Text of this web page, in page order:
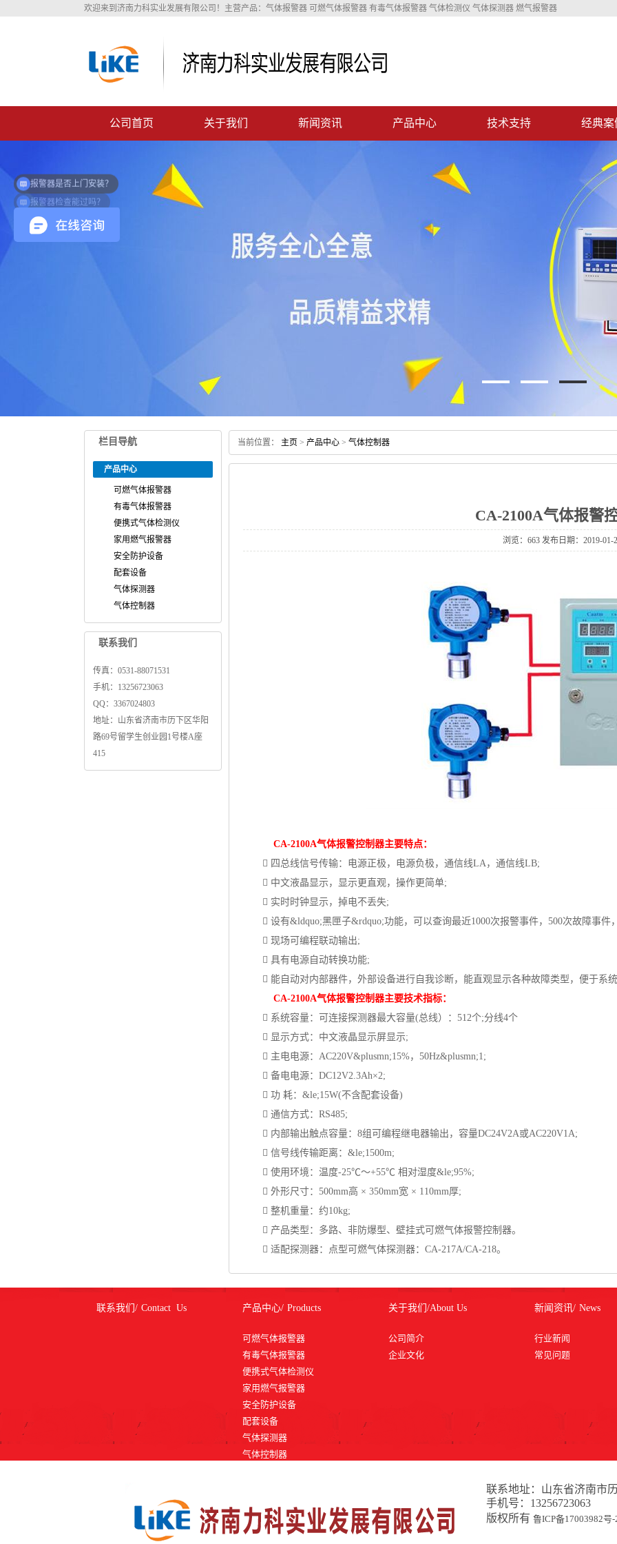
欢迎来到济南力科实业发展有限公司！主营产品：气体报警器 可燃气体报警器 有毒气体报警器 气体检测仪 气体探测器 燃气报警器
公司首页 关于我们 新闻资讯 产品中心 技术支持 经典案
栏目导航
产品中心
可燃气体报警器
有毒气体报警器
便携式气体检测仪
家用燃气报警器
安全防护设备
配套设备
气体探测器
气体控制器
联系我们
传真：0531-88071531
手机：13256723063
QQ：3367024803
地址：山东省济南市历下区华阳
路69号留学生创业园1号楼A座
415
当前位置： 主页 > 产品中心 > 气体控制器
CA-2100A气体报警
浏览： 663 发布日期：2019-01-
CA-2100A气体报警控制器主要特点：
 四总线信号传输：电源正极，电源负极，通信线LA，通信线LB;
 中文液晶显示，显示更直观，操作更简单;
 实时时钟显示，掉电不丢失;
 设有&ldquo;黑匣子&rdquo;功能，可以查询最近1000次报警事件，500次故障事件
 现场可编程联动输出;
 具有电源自动转换功能;
 能自动对内部器件，外部设备进行自我诊断，能直观显示各种故障类型，便于系
CA-2100A气体报警控制器主要技术指标：
 系统容量：可连接探测器最大容量(总线）：512个;分线4个
 显示方式：中文液晶显示屏显示;
 主电电源：AC220V&plusmn;15%，50Hz&plusmn;1;
 备电电源：DC12V2.3Ah×2;
 功 耗：&le;15W(不含配套设备)
 通信方式：RS485;
 内部输出触点容量：8组可编程继电器输出，容量DC24V2A或AC220V1A;
 信号线传输距离：&le;1500m;
 使用环境：温度-25℃～+55℃ 相对湿度&le;95%;
 外形尺寸：500mm高 × 350mm宽 × 110mm厚;
 整机重量：约10kg;
 产品类型：多路、非防爆型、壁挂式可燃气体报警控制器。
 适配探测器：点型可燃气体探测器：CA-217A/CA-218。
联系我们/ Contact Us 产品中心/ Products
可燃气体报警器
有毒气体报警器
便携式气体检测仪
家用燃气报警器
安全防护设备
配套设备
气体探测器
气体控制器
关于我们/About Us
公司简介
企业文化
新闻资讯/ News
行业新闻
常见问题
联系地址：山东省济南市
手机号：13256723063
版权所有 鲁ICP备17003982号
报警器检查能过吗？